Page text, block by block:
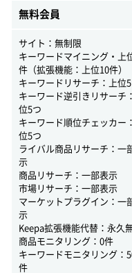
無料会員
サイト：無制限
キーワードマイニング・上
件（拡張機能：上位10件）
キーワードリサーチ：上位
キーワード逆引きリサーチ
位5つ
キーワード順位チェッカー
位5つ
ライバル商品リサーチ：一
示
商品リサーチ：一部表示
市場リサーチ：一部表示
マーケットプラグイン：一
示
Keepa拡張機能代替：永久
商品モニタリング：0件
キーワードモニタリング：
件